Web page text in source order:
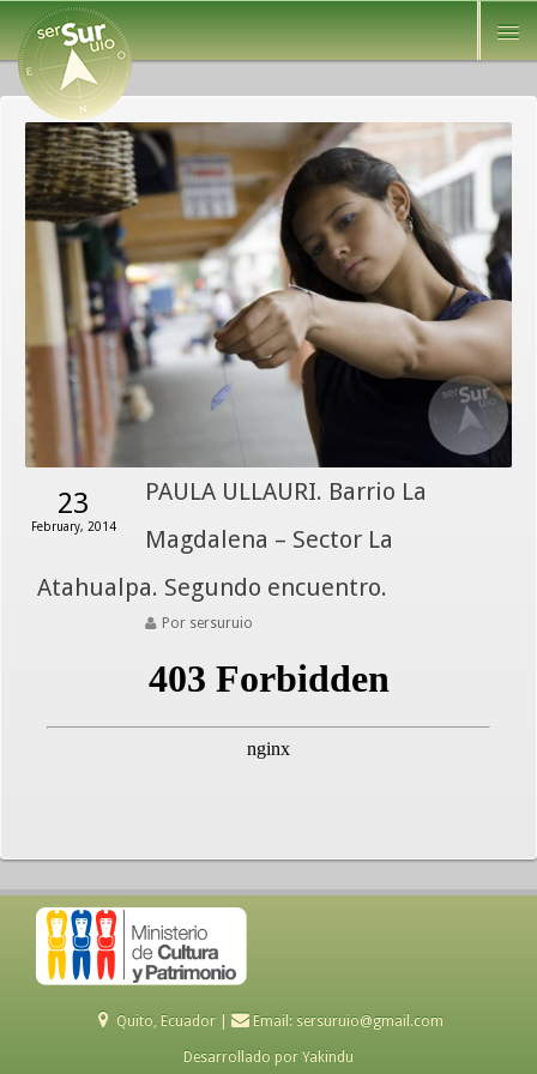
23
February, 2014
PAULA ULLAURI. Barrio La
Magdalena – Sector La
Atahualpa. Segundo encuentro.
Por sersuruio
Quito, Ecuador | Email: sersuruio@gmail.com
Desarrollado por Yakindu